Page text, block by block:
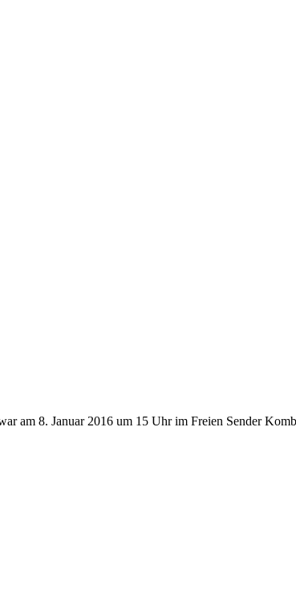
am 8. Januar 2016 um 15 Uhr im Freien Sender